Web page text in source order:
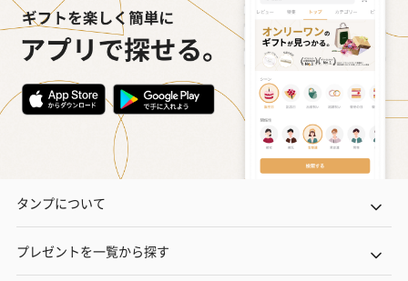
タンプについて
プレゼントを一覧から探す